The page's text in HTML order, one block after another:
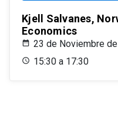
Kjell Salvanes,
Economics
23 de Noviembre
15:30 a 17:30